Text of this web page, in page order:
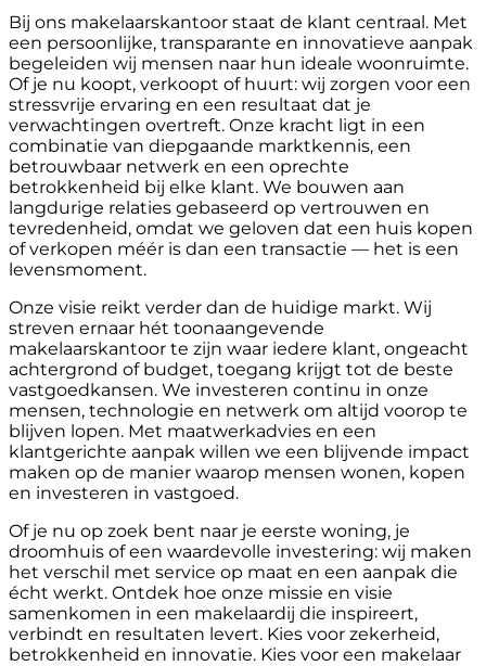
Bij ons makelaarskantoor staat de klant centraal. Met
een persoonlijke, transparante en innovatieve aanpak
begeleiden wij mensen naar hun ideale woonruimte.
Of je nu koopt, verkoopt of huurt: wij zorgen voor een
stressvrije ervaring en een resultaat dat je
verwachtingen overtreft. Onze kracht ligt in een
combinatie van diepgaande marktkennis, een
betrouwbaar netwerk en een oprechte
betrokkenheid bij elke klant. We bouwen aan
langdurige relaties gebaseerd op vertrouwen en
tevredenheid, omdat we geloven dat een huis kopen
of verkopen méér is dan een transactie — het is een
levensmoment.
Onze visie reikt verder dan de huidige markt. Wij
streven ernaar hét toonaangevende
makelaarskantoor te zijn waar iedere klant, ongeacht
achtergrond of budget, toegang krijgt tot de beste
vastgoedkansen. We investeren continu in onze
mensen, technologie en netwerk om altijd voorop te
blijven lopen. Met maatwerkadvies en een
klantgerichte aanpak willen we een blijvende impact
maken op de manier waarop mensen wonen, kopen
en investeren in vastgoed.
Of je nu op zoek bent naar je eerste woning, je
droomhuis of een waardevolle investering: wij maken
het verschil met service op maat en een aanpak die
écht werkt. Ontdek hoe onze missie en visie
samenkomen in een makelaardij die inspireert,
verbindt en resultaten levert. Kies voor zekerheid,
betrokkenheid en innovatie. Kies voor een makelaar